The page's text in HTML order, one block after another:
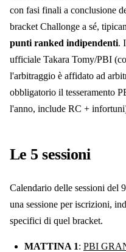
con fasi finali a conclusione
bracket Challonge a sé,
punti ranked indipendenti.
ufficiale Takara Tomy/PBI
l'arbitraggio è affidato ad
obbligatorio il tesseramento
l'anno, include RC +
Le 5 sessioni
Calendario delle sessioni del
una sessione per iscrizioni,
specifici di quel bracket.
MATTINA 1: PBI